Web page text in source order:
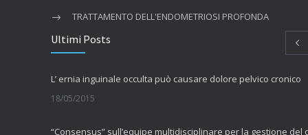
TRATTAMENTO DELL'ENDOMETRIOSI PROFONDA
Ultimi Posts
L’ ernia inguinale occulta può causare dolore pelvico cronico
18/05/2015